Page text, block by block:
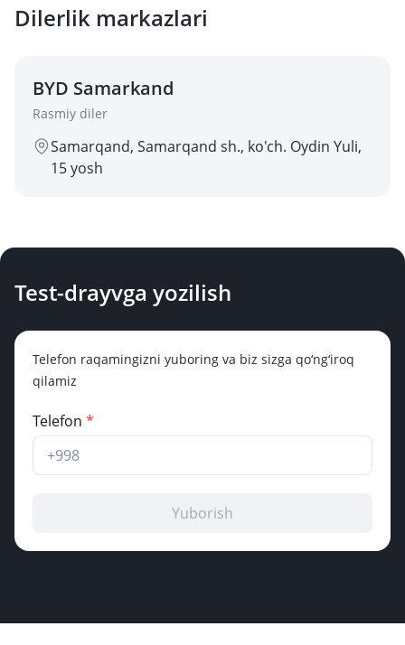
Dilerlik markazlari
BYD Samarkand
Rasmiy diler
Samarqand, Samarqand sh., ko'ch. Oydin Yuli,
15 yosh
Test-drayvga yozilish
Telefon raqamingizni yuboring va biz sizga qo‘ng‘iroq
qilamiz
Telefon *
Yuborish